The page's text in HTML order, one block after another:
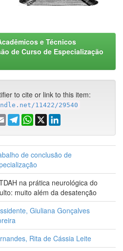
e Técnicos
de Curso de Especialização
to cite or link to this item:
11422/29540
EmailTelegramWhatsApp
X
de conclusão de
na prática neurológica do
muito além da desatenção
Giuliana Gonçalves
Rita de Cássia Leite